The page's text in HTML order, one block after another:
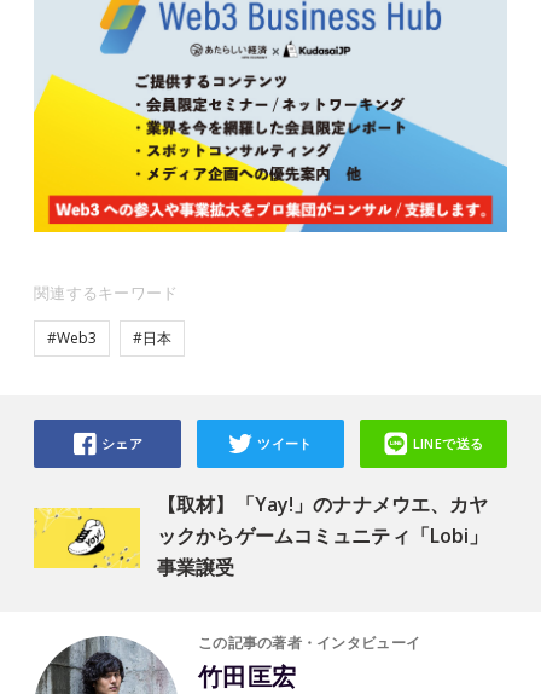
関連するキーワード
#Web3 #日本
【取材】「Yay!」のナナメウエ、カヤ
ックからゲームコミュニティ「Lobi」
事業譲受
シェア ツイート LINEで送る
この記事の著者・インタビューイ
竹田匡宏